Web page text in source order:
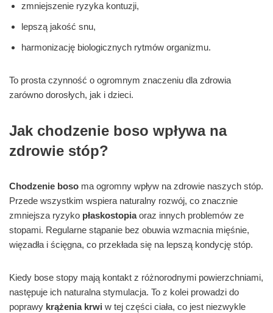
zmniejszenie ryzyka kontuzji,
lepszą jakość snu,
harmonizację biologicznych rytmów organizmu.
To prosta czynność o ogromnym znaczeniu dla zdrowia
zarówno dorosłych, jak i dzieci.
Jak chodzenie boso wpływa na
zdrowie stóp?
Chodzenie boso ma ogromny wpływ na zdrowie naszych stóp.
Przede wszystkim wspiera naturalny rozwój, co znacznie
zmniejsza ryzyko płaskostopiaoraz innych problemów ze
stopami. Regularne stąpanie bez obuwia wzmacnia mięśnie,
więzadła i ścięgna, co przekłada się na lepszą kondycję stóp.
Kiedy bose stopy mają kontakt z różnorodnymi powierzchniami,
następuje ich naturalna stymulacja. To z kolei prowadzi do
poprawy krążenia krwi w tej części ciała, co jest niezwykle